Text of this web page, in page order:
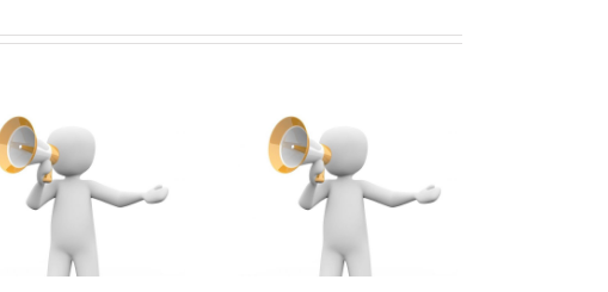
Exmatriculari –